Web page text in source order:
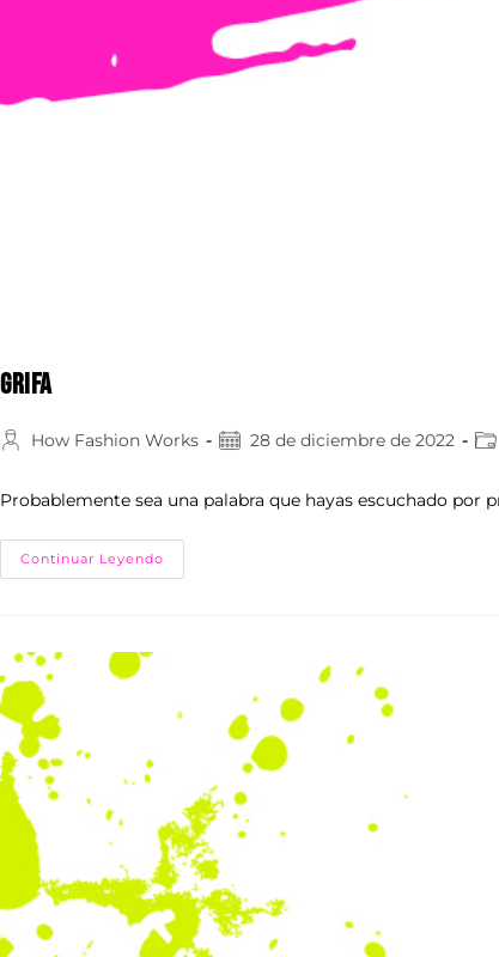
GRIFA
How Fashion Works 28 de diciembre de 2022
Probablemente sea una palabra que hayas escuchado por
Continuar Leyendo